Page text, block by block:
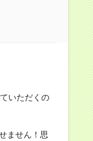
いただくの
ません！思